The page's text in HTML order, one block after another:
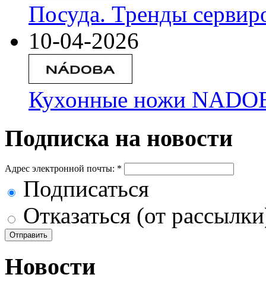
Посуда. Тренды
10-04-2026
Кухонные ножи
Подписка на новости
Адрес электронной почты: *
Подписаться
Отказаться (от
Новости